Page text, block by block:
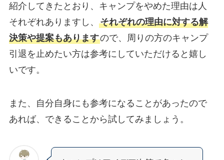
紹介してきたとおり、キャンプをやめた理由は人
それぞれありますし、 それぞれの理由に対する解
決策や提案もありますので、周りの方のキャンプ
引退を止めたい方は参考にしていただけると嬉し
いです。
また、自分自身にも参考になることがあったので
あれば、できることから試してみましょう。